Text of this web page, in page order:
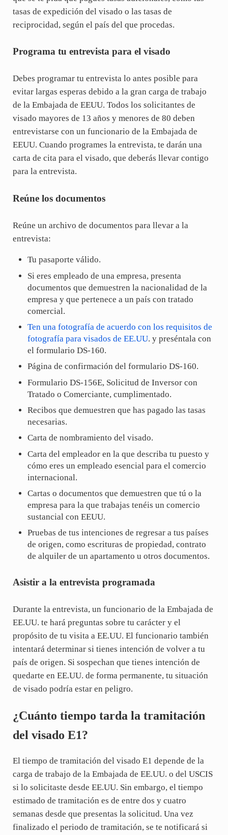
tasas de expedición del visado o las tasas de
reciprocidad, según el país del que procedas.
Programa tu entrevista para el visado
Debes programar tu entrevista lo antes posible para
evitar largas esperas debido a la gran carga de trabajo
de la Embajada de EEUU. Todos los solicitantes de
visado mayores de 13 años y menores de 80 deben
entrevistarse con un funcionario de la Embajada de
EEUU. Cuando programes la entrevista, te darán una
carta de cita para el visado, que deberás llevar contigo
para la entrevista.
Reúne los documentos
Reúne un archivo de documentos para llevar a la
entrevista:
Tu pasaporte válido.
Si eres empleado de una empresa, presenta
documentos que demuestren la nacionalidad de la
empresa y que pertenece a un país con tratado
comercial.
Ten una fotografía de acuerdo con los requisitos de
fotografía para visados de EE.UU. y preséntala con
el formulario DS-160.
Página de confirmación del formulario DS-160.
Formulario DS-156E, Solicitud de Inversor con
Tratado o Comerciante, cumplimentado.
Recibos que demuestren que has pagado las tasas
necesarias.
Carta de nombramiento del visado.
Carta del empleador en la que describa tu puesto y
cómo eres un empleado esencial para el comercio
internacional.
Cartas o documentos que demuestren que tú o la
empresa para la que trabajas tenéis un comercio
sustancial con EEUU.
Pruebas de tus intenciones de regresar a tus países
de origen, como escrituras de propiedad, contrato
de alquiler de un apartamento u otros documentos.
Asistir a la entrevista programada
Durante la entrevista, un funcionario de la Embajada de
EE.UU. te hará preguntas sobre tu carácter y el
propósito de tu visita a EE.UU. El funcionario también
intentará determinar si tienes intención de volver a tu
país de origen. Si sospechan que tienes intención de
quedarte en EE.UU. de forma permanente, tu situación
de visado podría estar en peligro.
¿Cuánto tiempo tarda la tramitación
del visado E1?
El tiempo de tramitación del visado E1 depende de la
carga de trabajo de la Embajada de EE.UU. o del USCIS
si lo solicitaste desde EE.UU. Sin embargo, el tiempo
estimado de tramitación es de entre dos y cuatro
semanas desde que presentas la solicitud. Una vez
finalizado el periodo de tramitación, se te notificará si